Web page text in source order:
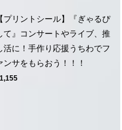
【プリントシール】『ぎゃるぴ
て』コンサートやライブ、推
活に！手作り応援うちわでフ
ンサをもらおう！！！